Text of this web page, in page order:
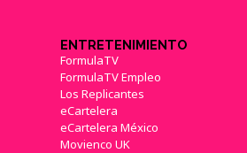
ENTRETENIMIENTO
FormulaTV
FormulaTV Empleo
Los Replicantes
eCartelera
eCartelera México
Movienco UK